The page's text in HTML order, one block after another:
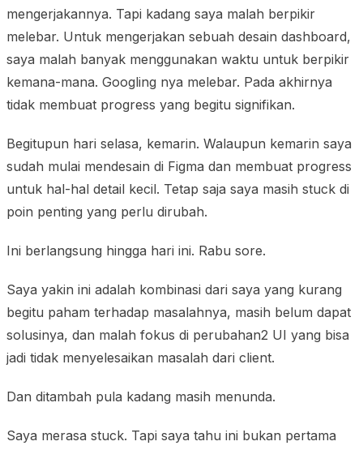
mengerjakannya. Tapi kadang saya malah berpikir
melebar. Untuk mengerjakan sebuah desain dashboard,
saya malah banyak menggunakan waktu untuk berpikir
kemana-mana. Googling nya melebar. Pada akhirnya
tidak membuat progress yang begitu signifikan.
Begitupun hari selasa, kemarin. Walaupun kemarin saya
sudah mulai mendesain di Figma dan membuat progress
untuk hal-hal detail kecil. Tetap saja saya masih stuck di
poin penting yang perlu dirubah.
Ini berlangsung hingga hari ini. Rabu sore.
Saya yakin ini adalah kombinasi dari saya yang kurang
begitu paham terhadap masalahnya, masih belum dapat
solusinya, dan malah fokus di perubahan2 UI yang bisa
jadi tidak menyelesaikan masalah dari client.
Dan ditambah pula kadang masih menunda.
Saya merasa stuck. Tapi saya tahu ini bukan pertama